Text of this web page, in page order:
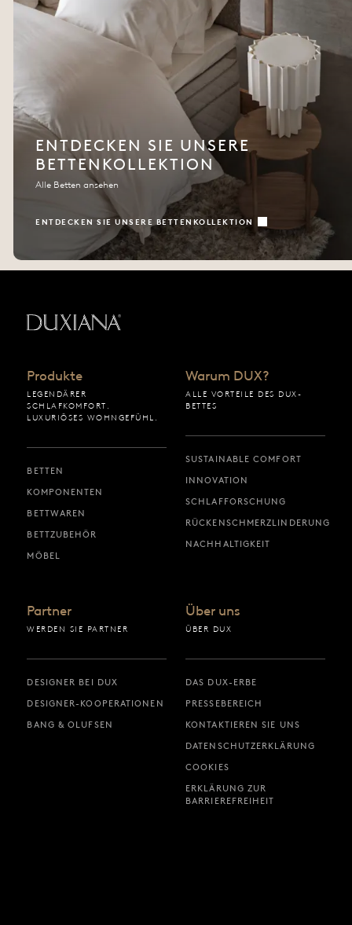
ENTDECKEN SIE UNSERE
BETTENKOLLEKTION
Alle Betten ansehen
ENTDECKEN SIE UNSERE BETTENKOLLEKTION
Produkte
LEGENDÄRER
SCHLAFKOMFORT.
LUXURIÖSES WOHNGEFÜHL.
BETTEN
KOMPONENTEN
BETTWAREN
BETTZUBEHÖR
MÖBEL
Warum DUX?
ALLE VORTEILE DES DUX-
BETTES
SUSTAINABLE COMFORT
INNOVATION
SCHLAFFORSCHUNG
RÜCKENSCHMERZLINDERUNG
NACHHALTIGKEIT
Partner
WERDEN SIE PARTNER
DESIGNER BEI DUX
DESIGNER-KOOPERATIONEN
BANG & OLUFSEN
Über uns
ÜBER DUX
DAS DUX-ERBE
PRESSEBEREICH
KONTAKTIEREN SIE UNS
DATENSCHUTZERKLÄRUNG
COOKIES
ERKLÄRUNG ZUR
BARRIEREFREIHEIT